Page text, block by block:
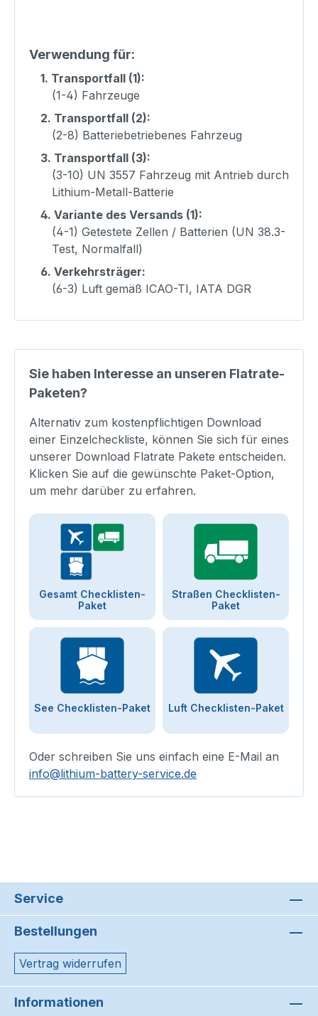
Verwendung für:
1. Transportfall (1):
(1-4) Fahrzeuge
2. Transportfall (2):
(2-8) Batteriebetriebenes Fahrzeug
3. Transportfall (3):
(3-10) UN 3557 Fahrzeug mit Antrieb durch
Lithium-Metall-Batterie
4. Variante des Versands (1):
(4-1) Getestete Zellen / Batterien (UN 38.3-
Test, Normalfall)
6. Verkehrsträger:
(6-3) Luft gemäß ICAO-TI, IATA DGR
Sie haben Interesse an unseren Flatrate-
Paketen?
Alternativ zum kostenpflichtigen Download
einer Einzelcheckliste, können Sie sich für eines
unserer Download Flatrate Pakete entscheiden.
Klicken Sie auf die gewünschte Paket-Option,
um mehr darüber zu erfahren.
Gesamt Checklisten-
Paket
Straßen Checklisten-
Paket
See Checklisten-Paket Luft Checklisten-Paket
Oder schreiben Sie uns einfach eine E-Mail an
info@lithium-battery-service.de
Service
Bestellungen
Vertrag widerrufen
Informationen